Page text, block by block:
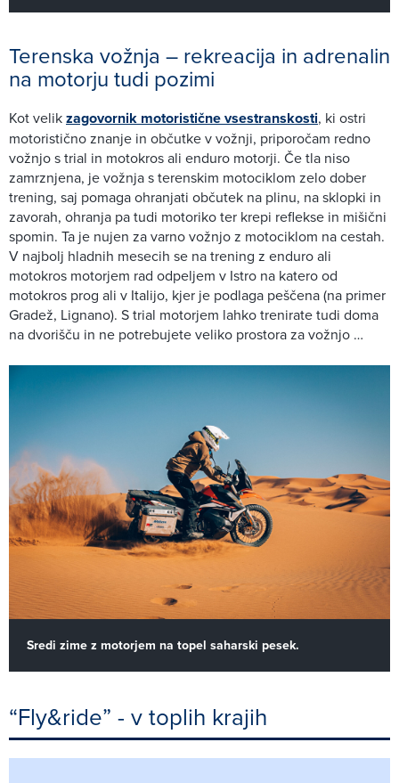
Terenska vožnja – rekreacija in adrenalin
na motorju tudi pozimi
Kot velikzagovornik motoristične vsestranskosti, ki ostri
motoristično znanje in občutke v vožnji, priporočam redno
vožnjo s trial in motokros ali enduro motorji. Če tla niso
zamrznjena, je vožnja s terenskim motociklom zelo dober
trening, saj pomaga ohranjati občutek na plinu, na sklopki in
zavorah, ohranja pa tudi motoriko ter krepi reflekse in mišični
spomin. Ta je nujen za varno vožnjo z motociklom na cestah.
V najbolj hladnih mesecih se na trening z enduro ali
motokros motorjem rad odpeljem v Istro na katero od
motokros prog ali v Italijo, kjer je podlaga peščena (na primer
Gradež, Lignano). S trial motorjem lahko trenirate tudi doma
na dvorišču in ne potrebujete veliko prostora za vožnjo …
Sredi zime z motorjem na topel saharski pesek.
“Fly&ride” - v toplih krajih